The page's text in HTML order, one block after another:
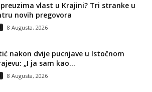
preuzima vlast u Krajini? Tri stranke u
novih pregovora
8 Augusta, 2026
nakon dvije pucnjave u Istočnom
„I ja sam kao...
8 Augusta, 2026